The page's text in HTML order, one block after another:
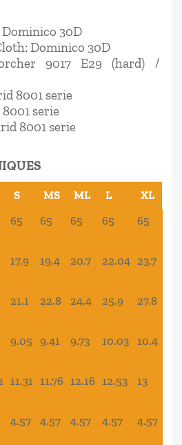
Dominico 30D
Dominico 30D
9017 E29 (hard) /
8001 serie
serie
8001 serie
S MS ML L
XL
S MS ML L XL
65 65 65 65 65
17.9 19.4 20.7 22.04 23.7
21.1 22.8 24.4 25.9 27.8
9.05 9.41 9.73 10.03 10.4
11.31 11.76 12.16 12.53 13
4.57 4.57 4.57 4.57 4.57